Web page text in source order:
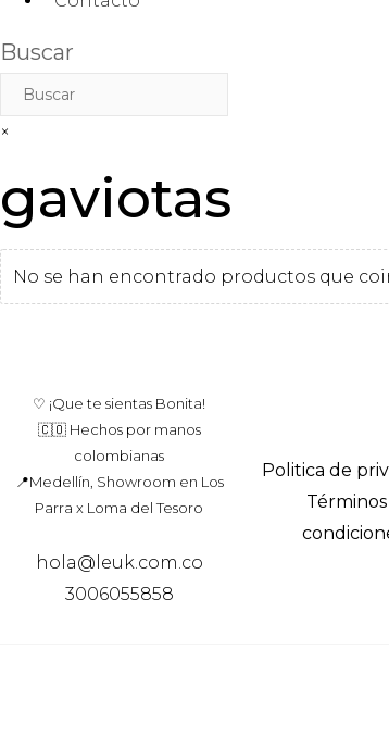
Buscar
×
gaviotas
No se han encontrado productos que
♡ ¡Que te sientas Bonita!
🇨🇴 Hechos por manos
colombianas
📍Medellín, Showroom en Los
Parra x Loma del Tesoro
hola@leuk.com.co
3006055858
Politica de